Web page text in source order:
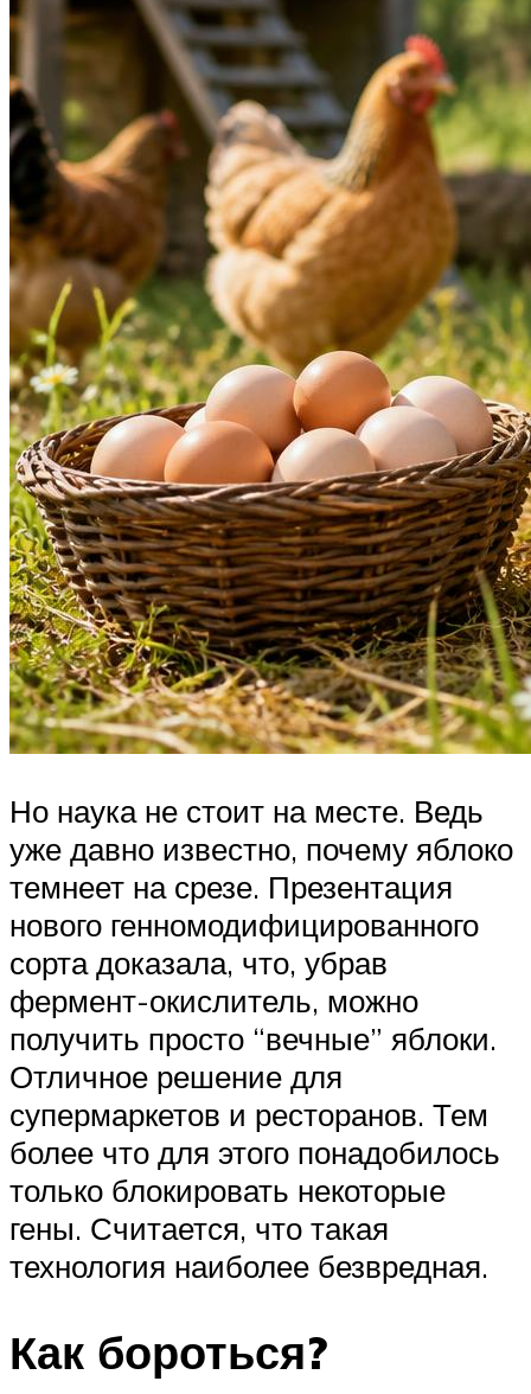
Но наука не стоит на месте. Ведь
уже давно известно, почему яблоко
темнеет на срезе. Презентация
нового генномодифицированного
сорта доказала, что, убрав
фермент-окислитель, можно
получить просто “вечные” яблоки.
Отличное решение для
супермаркетов и ресторанов. Тем
более что для этого понадобилось
только блокировать некоторые
гены. Считается, что такая
технология наиболее безвредная.
Как бороться?